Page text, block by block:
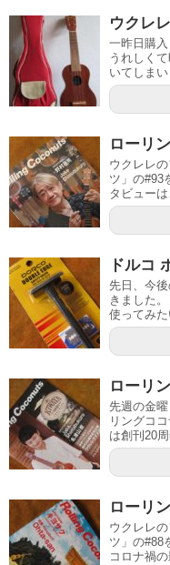
ウクレ
一昨日購
うれしく
いてしま
ローリ
ウクレレ
ツ」の#93
タビュー
ドルコ
先日、今
きました
使ってみ
ローリ
先週の金
リングコ
は創刊20
ローリ
ウクレレ
ツ」の#88
コロナ禍